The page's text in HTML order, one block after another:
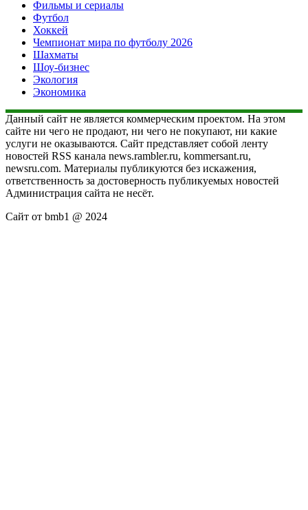
Фильмы и сериалы
Футбол
Хоккей
Чемпионат мира по футболу 2026
Шахматы
Шоу-бизнес
Экология
Экономика
Данный сайт не является коммерческим проектом. На этом
сайте ни чего не продают, ни чего не покупают, ни какие
услуги не оказываются. Сайт представляет собой ленту
новостей RSS канала news.rambler.ru, kommersant.ru,
newsru.com. Материалы публикуются без искажения,
ответственность за достоверность публикуемых новостей
Администрация сайта не несёт.
Сайт от bmb1 @ 2024